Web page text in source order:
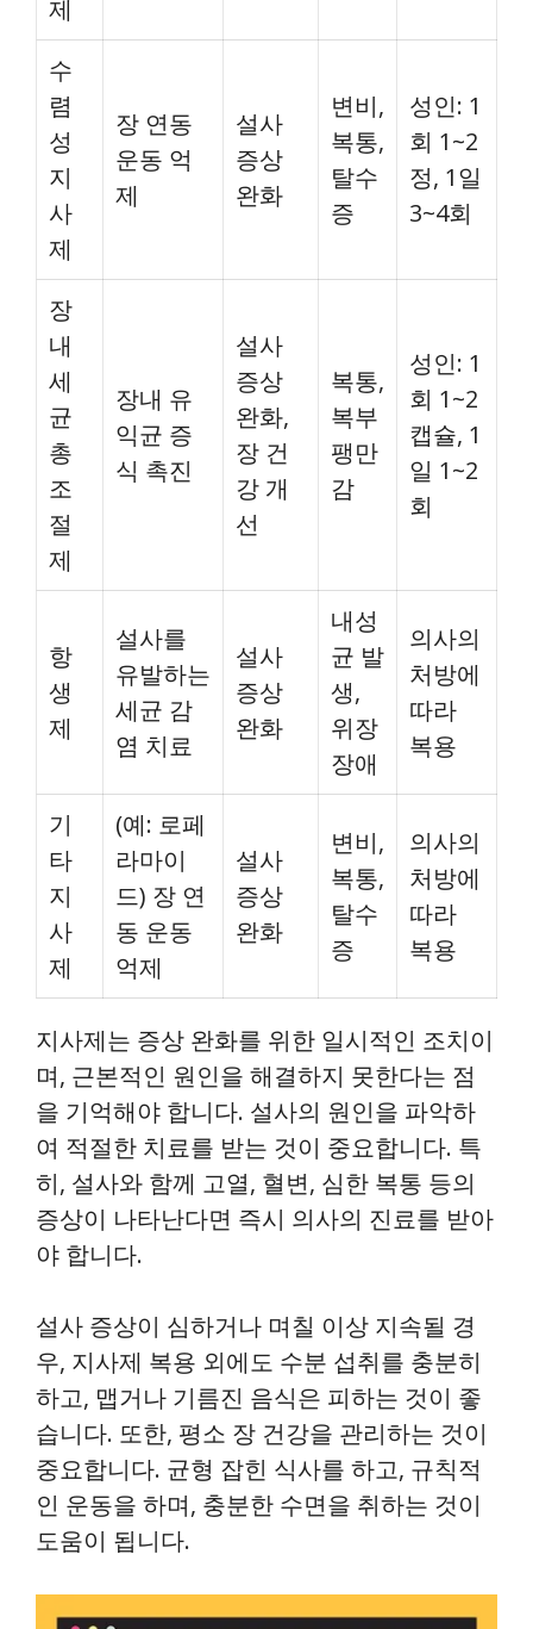
제
수
렴
성
지
사
제
장 연동
운동 억
제
설사
증상
완화
변비,
복통,
탈수
증
성인: 1
회 1~2
정, 1일
3~4회
장
내
세
균
총
조
절
제
장내 유
익균 증
식 촉진
설사
증상
완화,
장 건
강 개
선
복통,
복부
팽만
감
성인: 1
회 1~2
캡슐, 1
일 1~2
회
항
생
제
설사를
유발하는
세균 감
염 치료
설사
증상
완화
내성
균 발
생,
위장
장애
의사의
처방에
따라
복용
기
타
지
사
제
(예: 로페
라마이
드) 장 연
동 운동
억제
설사
증상
완화
변비,
복통,
탈수
증
의사의
처방에
따라
복용
지사제는 증상 완화를 위한 일시적인 조치이
며, 근본적인 원인을 해결하지 못한다는 점
을 기억해야 합니다. 설사의 원인을 파악하
여 적절한 치료를 받는 것이 중요합니다. 특
히, 설사와 함께 고열, 혈변, 심한 복통 등의
증상이 나타난다면 즉시 의사의 진료를 받아
야 합니다.
설사 증상이 심하거나 며칠 이상 지속될 경
우, 지사제 복용 외에도 수분 섭취를 충분히
하고, 맵거나 기름진 음식은 피하는 것이 좋
습니다. 또한, 평소 장 건강을 관리하는 것이
중요합니다. 균형 잡힌 식사를 하고, 규칙적
인 운동을 하며, 충분한 수면을 취하는 것이
도움이 됩니다.